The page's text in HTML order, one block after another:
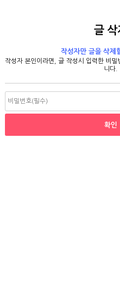
글 삭
작성자만 글을 삭제
작성자 본인이라면, 글 작성시 입력한 비
니다.